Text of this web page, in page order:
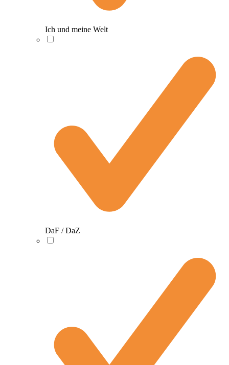
Ich und meine Welt
DaF / DaZ